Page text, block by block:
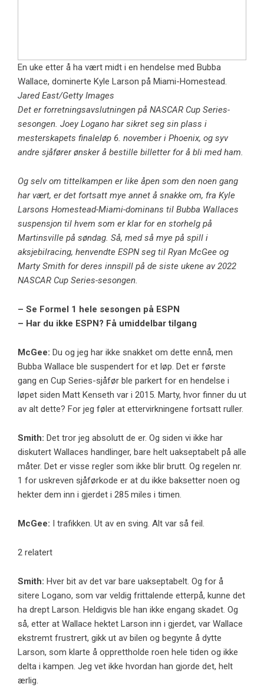
En uke etter å ha vært midt i en hendelse med Bubba
Wallace, dominerte Kyle Larson på Miami-Homestead.
Jared East/Getty Images
Det er forretningsavslutningen på NASCAR Cup Series-
sesongen. Joey Logano har sikret seg sin plass i
mesterskapets finaleløp 6. november i Phoenix, og syv
andre sjåfører ønsker å bestille billetter for å bli med ham.
Og selv om tittelkampen er like åpen som den noen gang
har vært, er det fortsatt mye annet å snakke om, fra Kyle
Larsons Homestead-Miami-dominans til Bubba Wallaces
suspensjon til hvem som er klar for en storhelg på
Martinsville på søndag. Så, med så mye på spill i
aksjebilracing, henvendte ESPN seg til Ryan McGee og
Marty Smith for deres innspill på de siste ukene av 2022
NASCAR Cup Series-sesongen.
– Se Formel 1 hele sesongen på ESPN
– Har du ikke ESPN? Få umiddelbar tilgang
McGee: Du og jeg har ikke snakket om dette ennå, men
Bubba Wallace ble suspendert for et løp. Det er første
gang en Cup Series-sjåfør ble parkert for en hendelse i
løpet siden Matt Kenseth var i 2015. Marty, hvor finner du ut
av alt dette? For jeg føler at ettervirkningene fortsatt ruller.
Smith: Det tror jeg absolutt de er. Og siden vi ikke har
diskutert Wallaces handlinger, bare helt uakseptabelt på alle
måter. Det er visse regler som ikke blir brutt. Og regelen nr.
1 for uskreven sjåførkode er at du ikke baksetter noen og
hekter dem inn i gjerdet i 285 miles i timen.
McGee: I trafikken. Ut av en sving. Alt var så feil.
2 relatert
Smith: Hver bit av det var bare uakseptabelt. Og for å
sitere Logano, som var veldig frittalende etterpå, kunne det
ha drept Larson. Heldigvis ble han ikke engang skadet. Og
så, etter at Wallace hektet Larson inn i gjerdet, var Wallace
ekstremt frustrert, gikk ut av bilen og begynte å dytte
Larson, som klarte å opprettholde roen hele tiden og ikke
delta i kampen. Jeg vet ikke hvordan han gjorde det, helt
ærlig.